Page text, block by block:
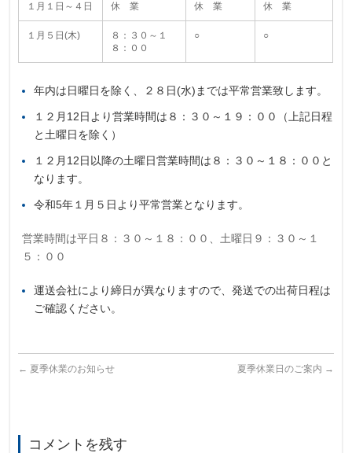
１月１日～４日 休 業 休 業 休 業
１月５日(木)
８：３０～１
８：００
○ ○
年内は日曜日を除く、２８日(水)までは平常営業致します。
１２月12日より営業時間は８：３０～１９：００（上記日程
と土曜日を除く）
１２月12日以降の土曜日営業時間は８：３０～１８：００と
なります。
令和5年１月５日より平常営業となります。
営業時間は平日８：３０～１８：００、土曜日９：３０～１
５：００
運送会社により締日が異なりますので、発送での出荷日程は
ご確認ください。
← 夏季休業のお知らせ 夏季休業日のご案内 →
コメントを残す